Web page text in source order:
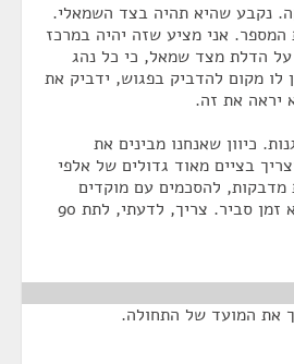
נקבע שהיא תהיה בצד השמאלי.
המספר. אני מציע שזה יהיה במרכז
הדלת מצד שמאל, כי כל נהג
לו מקום להדביק בפגוש, ידביק את
יראה את זה.
כיוון שאנחנו מבינים את
בציים מאוד גדולים של אלפי
מדבקות, להסכמים עם מוקדים
וכדומה, אז 30 יום זה לא זמן סביר. צריך, לדעתי, לתת 90
את המועד של התחולה.